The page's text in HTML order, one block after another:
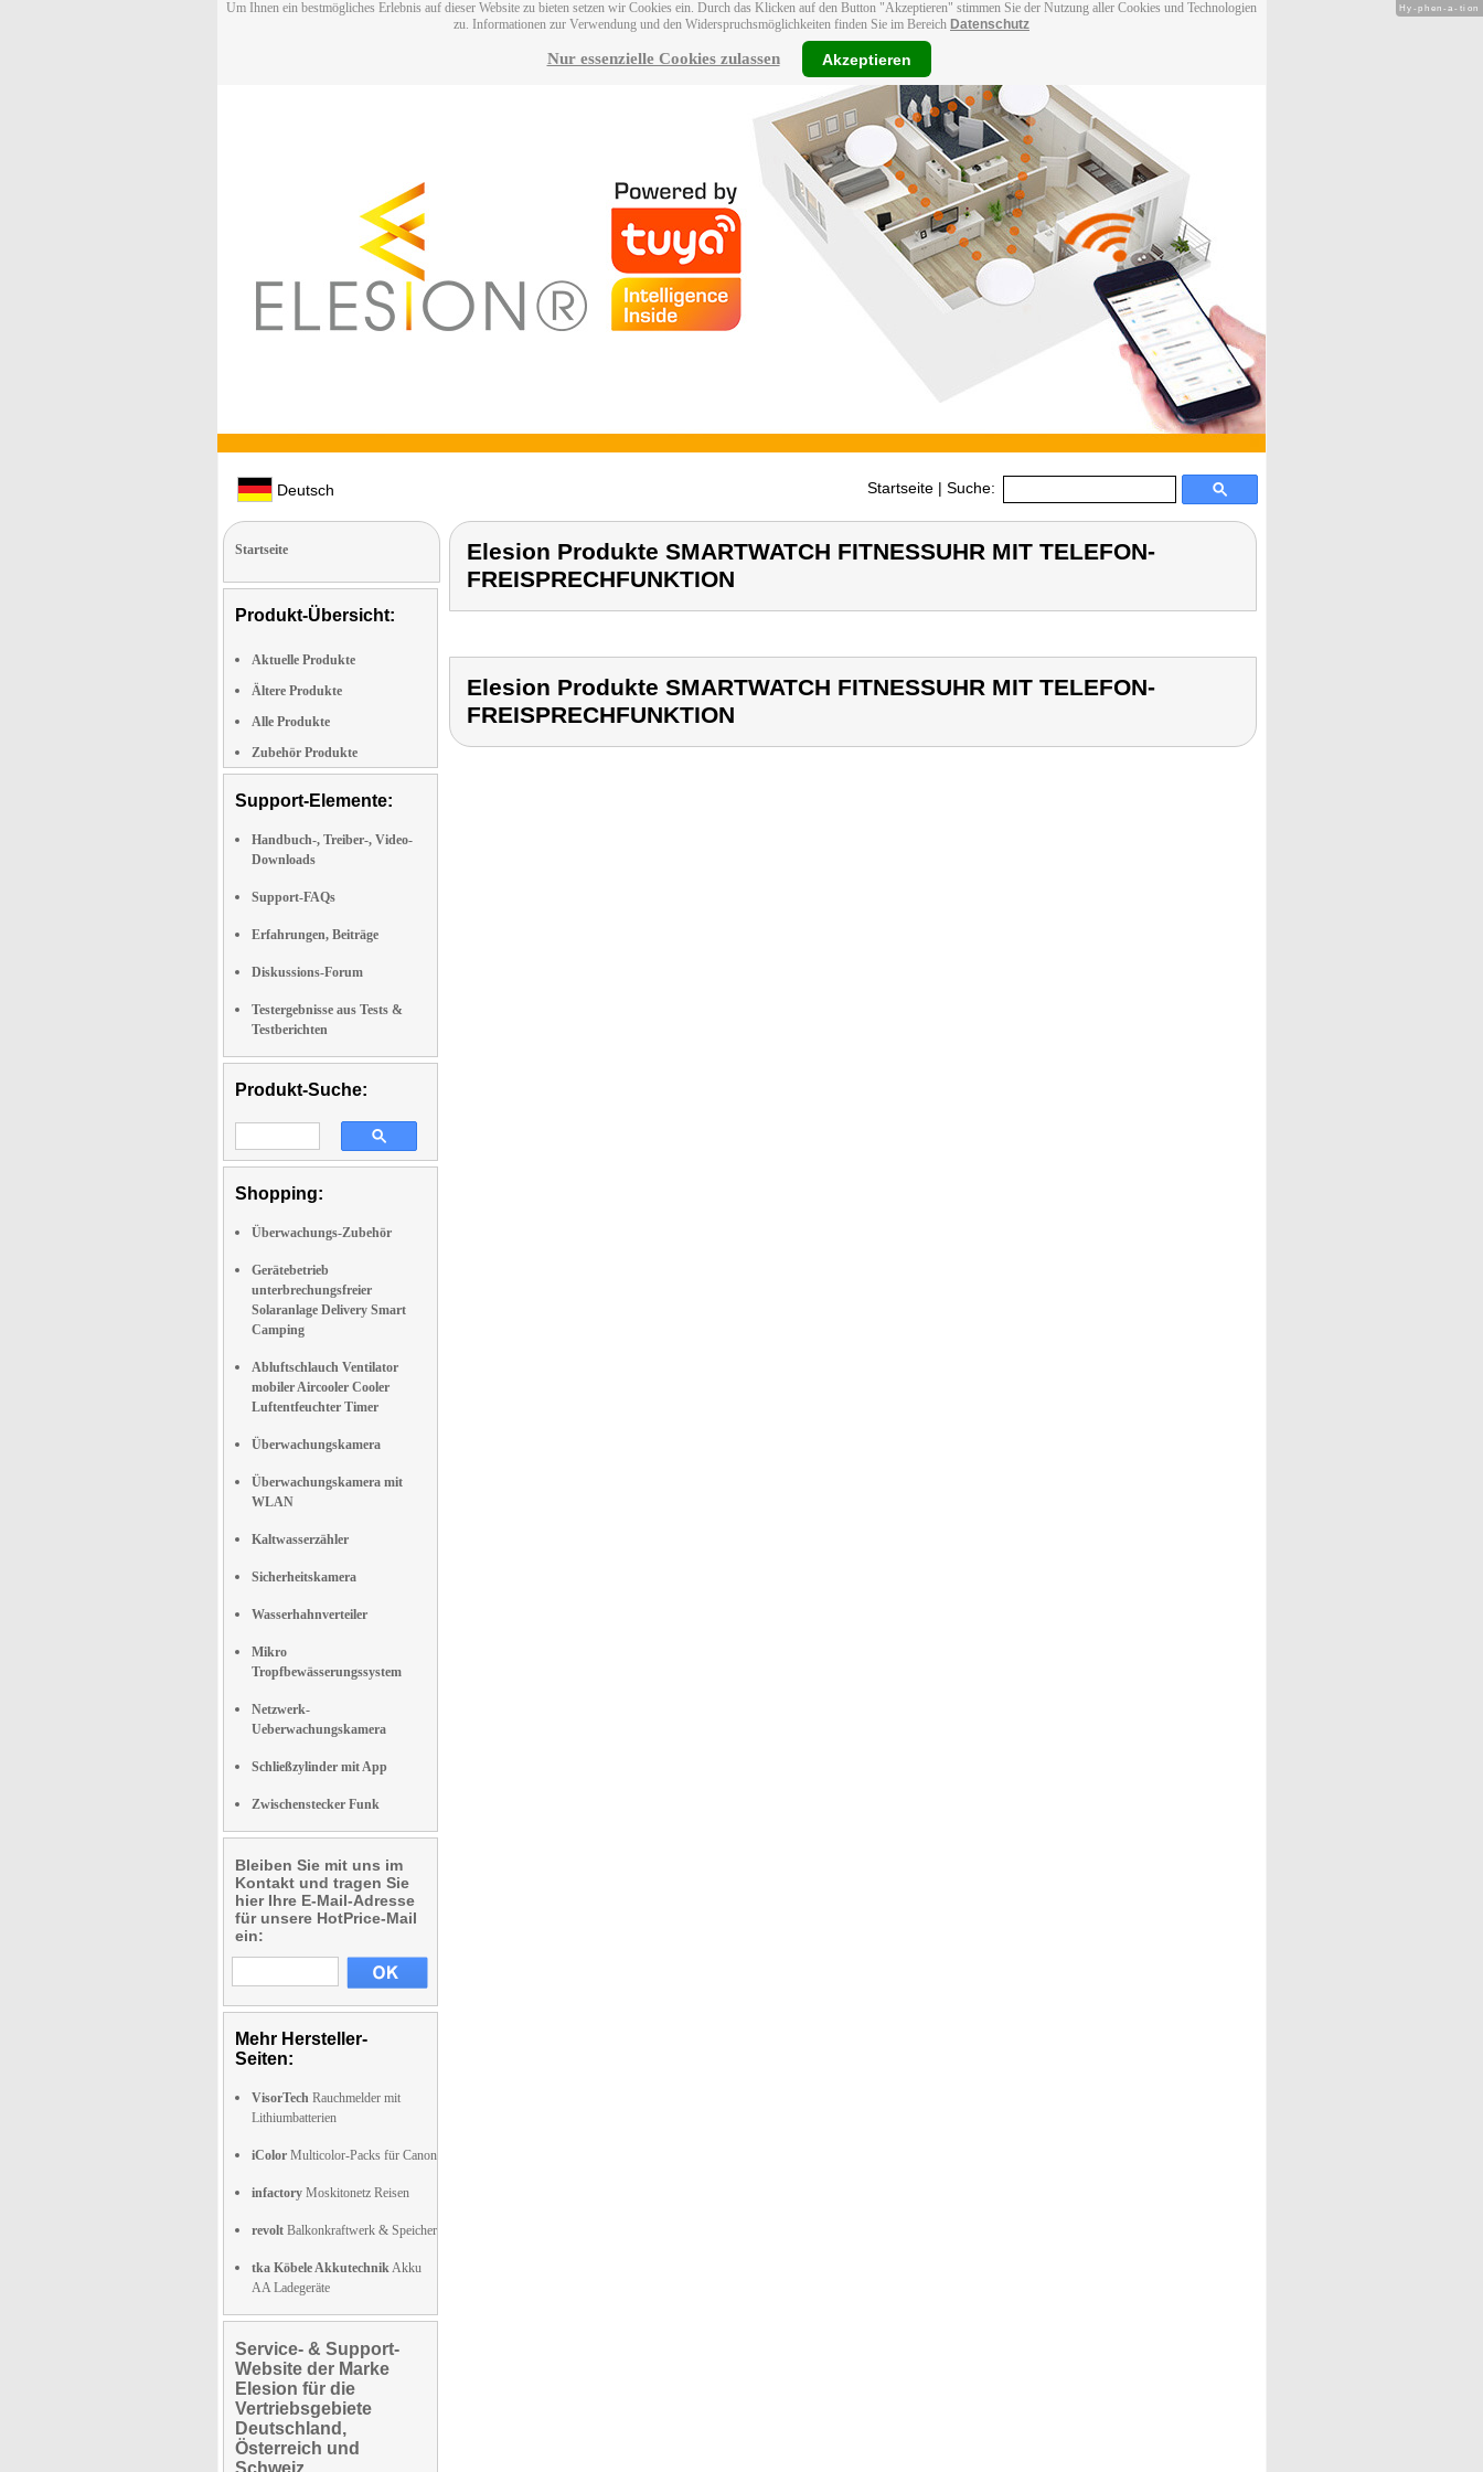
Um Ihnen ein bestmögliches Erlebnis auf dieser Website zu bieten setzen wir Cookies ein. Durch das Klicken auf den Button "Akzeptieren" stimmen Sie der Nutzung aller Cookies und Technologien
zu. Informationen zur Verwendung und den Widerspruchsmöglichkeiten finden Sie im Bereich Datenschutz
Nur essenzielle Cookies zulassen Akzeptieren
Deutsch Startseite | Suche:
Startseite
Produkt-Übersicht:
Aktuelle Produkte
Ältere Produkte
Alle Produkte
Zubehör Produkte
Support-Elemente:
Handbuch-, Treiber-, Video-
Downloads
Support-FAQs
Erfahrungen, Beiträge
Diskussions-Forum
Testergebnisse aus Tests &
Testberichten
Produkt-Suche:
Shopping:
Überwachungs-Zubehör
Gerätebetrieb
unterbrechungsfreier
Solaranlage Delivery Smart
Camping
Abluftschlauch Ventilator
mobiler Aircooler Cooler
Luftentfeuchter Timer
Überwachungskamera
Überwachungskamera mit
WLAN
Kaltwasserzähler
Sicherheitskamera
Wasserhahnverteiler
Mikro
Tropfbewässerungssystem
Netzwerk-
Ueberwachungskamera
Schließzylinder mit App
Zwischenstecker Funk
Bleiben Sie mit uns im
Kontakt und tragen Sie
hier Ihre E-Mail-Adresse
für unsere HotPrice-Mail
ein:
Mehr Hersteller-
Seiten:
VisorTech Rauchmelder mit
Lithiumbatterien
iColor Multicolor-Packs für Canon
infactory Moskitonetz Reisen
revolt Balkonkraftwerk & Speicher
tka Köbele AkkutechnikAkku
AA Ladegeräte
Service- & Support-
Website der Marke
Elesion für die
Vertriebsgebiete
Deutschland,
Österreich und
Schweiz
Elesion Produkte SMARTWATCH FITNESSUHR MIT TELEFON-
FREISPRECHFUNKTION
Elesion Produkte SMARTWATCH FITNESSUHR MIT TELEFON-
FREISPRECHFUNKTION
Hy-phen-a-tion